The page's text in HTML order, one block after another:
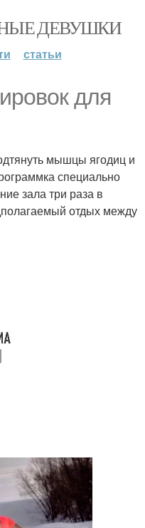
ДЕВУШКИ
статьи
для
мышцы ягодиц и
специально
зала три раза в
отдых между